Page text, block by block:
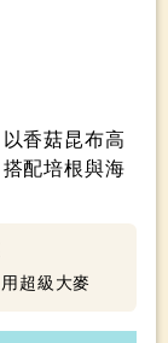
香菇昆布高
配培根與海
超級大麥